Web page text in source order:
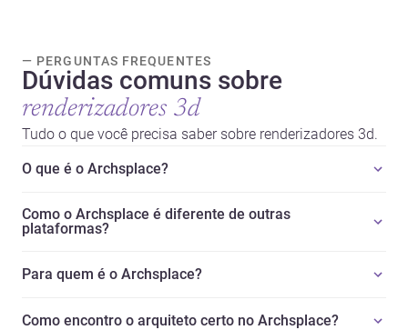
— PERGUNTAS FREQUENTES
Dúvidas comuns sobre
renderizadores 3d
Tudo o que você precisa saber sobre renderizadores 3d.
O que é o Archsplace?
Como o Archsplace é diferente de outras
plataformas?
Para quem é o Archsplace?
Como encontro o arquiteto certo no Archsplace?